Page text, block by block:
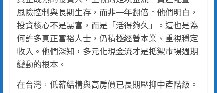
風險控制與長期生存，而非一年翻倍。他們明白，
投資核心不是暴富，而是「活得夠久」。這也是為
何許多真正富裕人士，仍積極經營本業、重視穩定
收入。他們深知，多元化現金流才是抵禦市場週期
變動的根本。
在台灣，低薪結構與高房價已長期壓抑中產階級。